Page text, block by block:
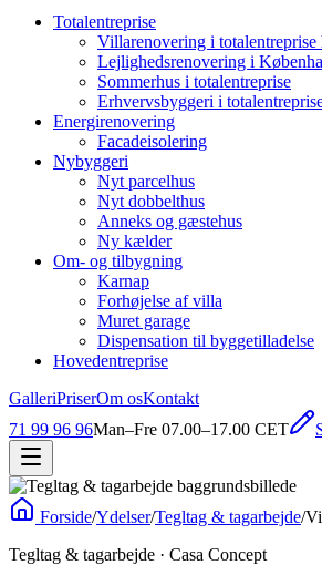
Totalentreprise
Villarenovering i totalentreprise
Lejlighedsrenovering i
Sommerhus i totalentreprise
Erhvervsbyggeri i
Energirenovering
Facadeisolering
Nybyggeri
Nyt parcelhus
Nyt dobbelthus
Anneks og gæstehus
Ny kælder
Om- og tilbygning
Karnap
Forhøjelse af villa
Muret garage
Dispensation til byggetilladelse
Hovedentreprise
GalleriPriserOm osKontakt
71 99 96 96Man–Fre 07.00–17.00 CET
Forside/Ydelser/Tegltag & tagarbejde/
Tegltag & tagarbejde · Casa Concept